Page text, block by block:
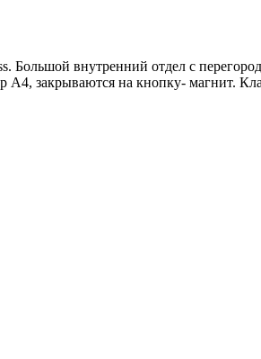
внутренний отдел с
А4, закрываются на кнопку- магнит.